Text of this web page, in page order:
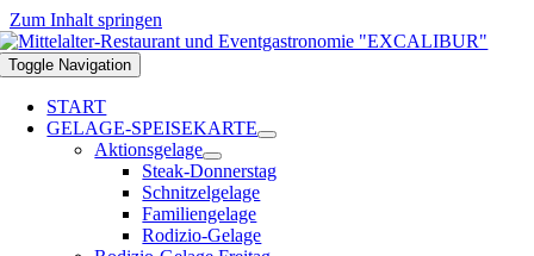
Zum Inhalt springen
Toggle Navigation
START
GELAGE-SPEISEKARTE
Aktionsgelage
Steak-Donnerstag
Schnitzelgelage
Familiengelage
Rodizio-Gelage